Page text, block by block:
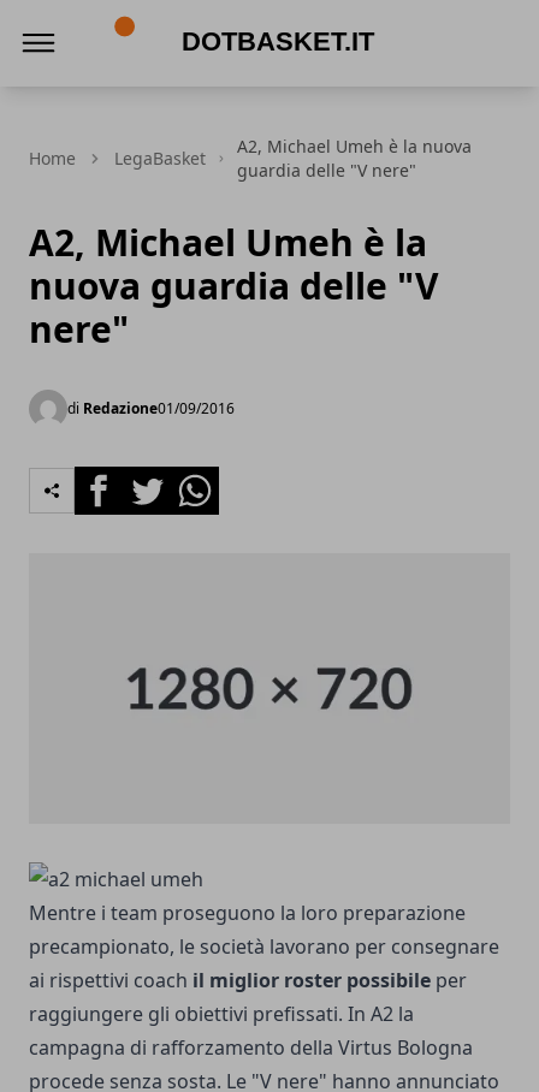
Home LegaBasket
A2, Michael Umeh è la nuova
guardia delle "V nere"
A2, Michael Umeh è la
nuova guardia delle "V
nere"
di Redazione01/09/2016
FacebookTwitterWhatsapp
Mentre i team proseguono la loro preparazione
precampionato, le società lavorano per consegnare
ai rispettivi coach il miglior roster possibile per
raggiungere gli obiettivi prefissati. In A2 la
campagna di rafforzamento della Virtus Bologna
procede senza sosta. Le "V nere" hanno annunciato